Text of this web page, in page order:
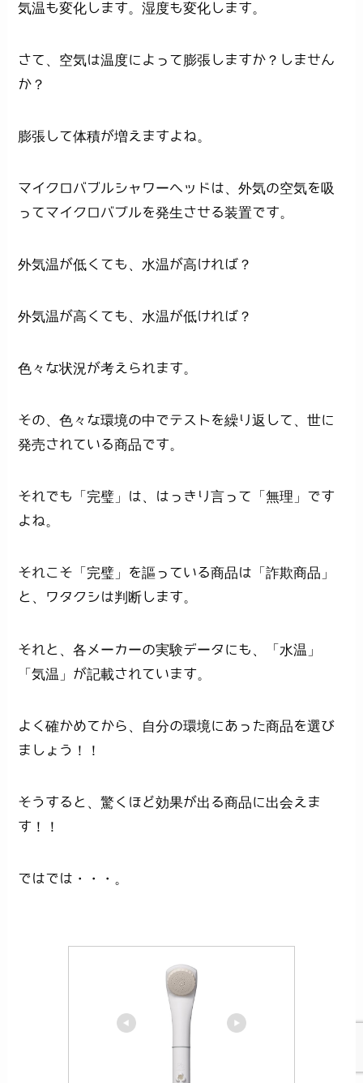
気温も変化します。湿度も変化します。
さて、空気は温度によって膨張しますか？しません
か？
膨張して体積が増えますよね。
マイクロバブルシャワーヘッドは、外気の空気を吸
ってマイクロバブルを発生させる装置です。
外気温が低くても、水温が高ければ？
外気温が高くても、水温が低ければ？
色々な状況が考えられます。
その、色々な環境の中でテストを繰り返して、世に
発売されている商品です。
それでも「完璧」は、はっきり言って「無理」です
よね。
それこそ「完璧」を謳っている商品は「詐欺商品」
と、ワタクシは判断します。
それと、各メーカーの実験データにも、「水温」
「気温」が記載されています。
よく確かめてから、自分の環境にあった商品を選び
ましょう！！
そうすると、驚くほど効果が出る商品に出会えま
す！！
ではでは・・・。